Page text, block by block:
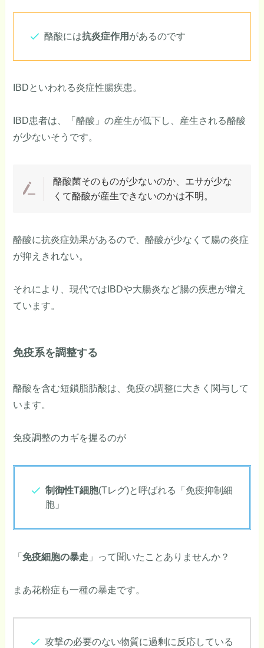
酪酸には抗炎症作用 があるのです
IBDといわれる炎症性腸疾患。
IBD患者は、「酪酸」の産生が低下し、産生される酪酸
が少ないそうです。
酪酸菌そのものが少ないのか、エサが少な
くて酪酸が産生できないのかは不明。
酪酸に抗炎症効果があるので、酪酸が少なくて腸の炎症
が抑えきれない。
それにより、現代ではIBDや大腸炎など腸の疾患が増え
ています。
免疫系を調整する
酪酸を含む短鎖脂肪酸は、免疫の調整に大きく関与して
います。
免疫調整のカギを握るのが
制御性T細胞(Tレグ)と呼ばれる「免疫抑制細
胞」
「免疫細胞の暴走 」って聞いたことありませんか？
まあ花粉症も一種の暴走です。
攻撃の必要のない物質に過剰に反応している